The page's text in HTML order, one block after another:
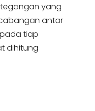
yang
antar
tiap
dihitung